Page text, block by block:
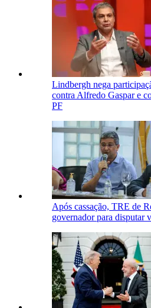
Lindbergh nega
contra Alfredo Gaspar e
PF
Após cassação, TRE de
governador para disputar